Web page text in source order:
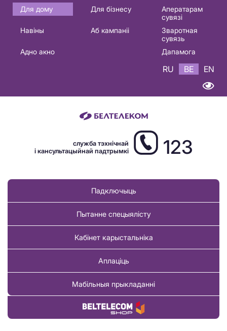
Основная
навигация
Для дому Для бізнесу
Аператарам
сувязі
Навіны
Аб кампаніі
Зваротная
сувязь
Адно акно
Дапамога
RU BE EN
служба тэхнічнай
і кансультацыйнай падтрымкі
123
Падключыць
Пытанне спецыялісту
Кабінет карыстальніка
Аплаціць
Мабільныя прыкладанні
Купіць тавар